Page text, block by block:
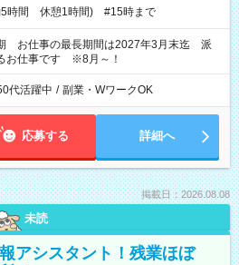
5時間 休憩1時間) #15時まで
期 お仕事の最長期間は2027年3月末迄 派
お仕事です ※8月～！
代活躍中 / 副業・WワークOK
応募する 詳細へ
掲載日：2026.08.08
未読
アシスタント！残業ほぼ